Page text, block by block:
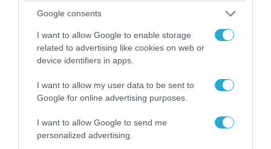
Google consents
I want to allow Google to enable storage
related to advertising like cookies on web or
device identifiers in apps.
I want to allow my user data to be sent to
Google for online advertising purposes.
I want to allow Google to send me
personalized advertising.
ΠΟΛΙΤΙΚΗ